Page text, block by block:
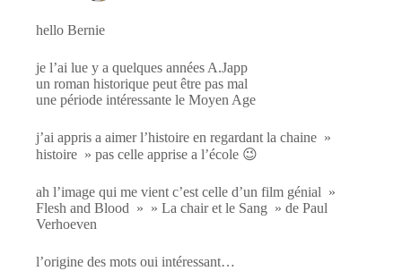
hello Bernie
je l’ai lue y a quelques années A.Japp
un roman historique peut être pas mal
une période intéressante le Moyen Age
j’ai appris a aimer l’histoire en regardant la chaine »
histoire » pas celle apprise a l’école 😉
ah l’image qui me vient c’est celle d’un film génial »
Flesh and Blood » » La chair et le Sang » de Paul
Verhoeven
l’origine des mots oui intéressant…